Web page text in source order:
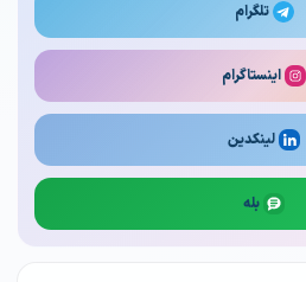
تلگرام
اینستاگرام
لینکدین
بله